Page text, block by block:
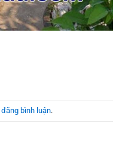
đăng bình luận.